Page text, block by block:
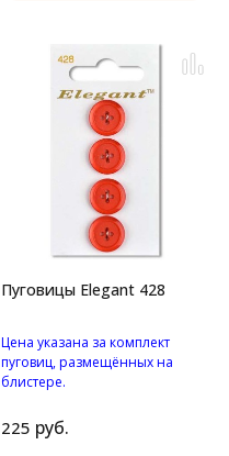
Пуговицы Elegant 428
Цена указана за комплект
пуговиц, размещённых на
блистере.
отверстиями.
225 руб.